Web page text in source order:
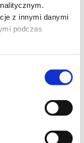
z innymi danymi
podczas